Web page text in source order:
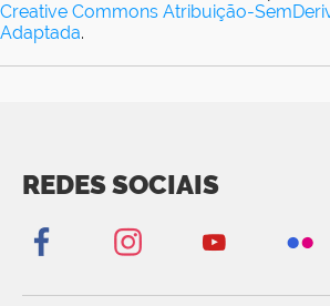
Creative Commons Atribuição-
Adaptada.
REDES SOCIAIS